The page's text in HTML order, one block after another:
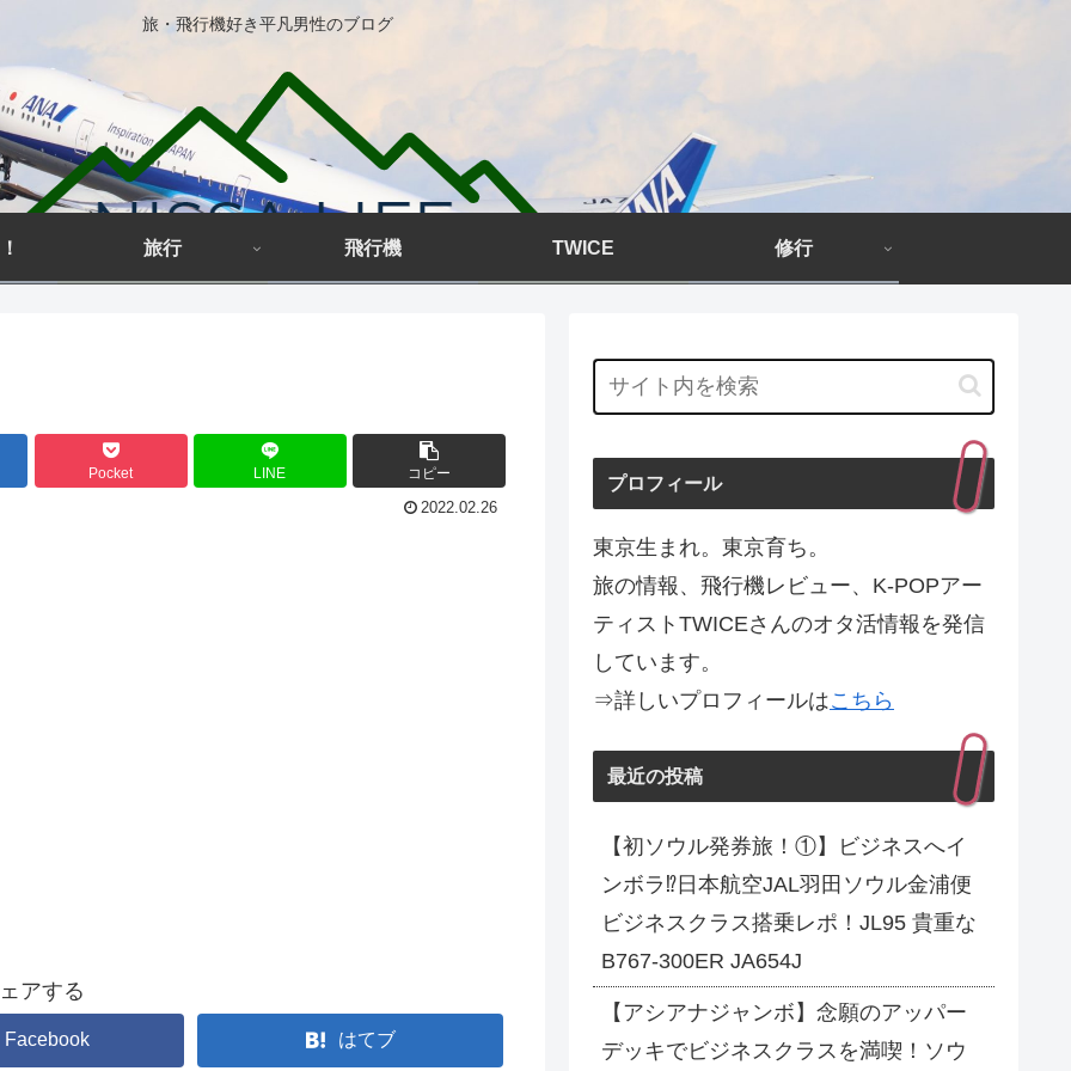
旅・飛行機好き平凡男性のブログ
旅行 飛行機 TWICE 修行
Pocket LINE コピー
2022.02.26
アする
Facebook はてブ
プロフィール
東京生まれ。東京育ち。
旅の情報、飛行機レビュー、K-POPアー
ティストTWICEさんのオタ活情報を発信
しています。
⇒詳しいプロフィールはこちら
最近の投稿
【初ソウル発券旅！①】ビジネスへイ
ンボラ⁉日本航空JAL羽田ソウル金浦便
ビジネスクラス搭乗レポ！JL95 貴重な
B767-300ER JA654J
【アシアナジャンボ】念願のアッパー
デッキでビジネスクラスを満喫！ソウ